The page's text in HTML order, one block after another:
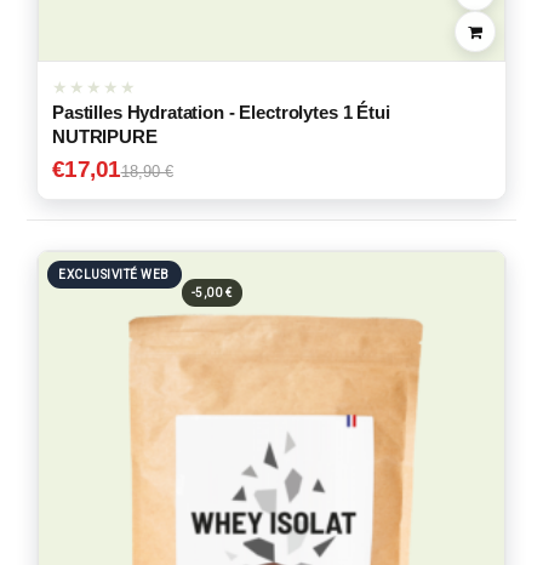
Pastilles Hydratation - Electrolytes 1 Étui
NUTRIPURE
€17,0118,90 €
EXCLUSIVITÉ WEB
-5,00 €